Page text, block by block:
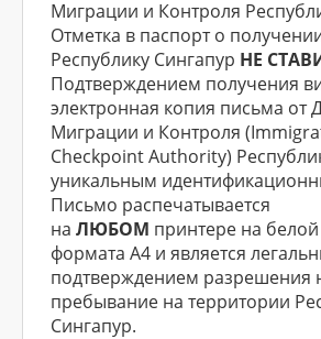
Миграции и Контроля
Отметка в паспорт о
Республику Сингапур НЕ
Подтверждением получения
электронная копия письма от
Миграции и Контроля
Checkpoint Authority)
уникальным
Письмо распечатывается
на ЛЮБОМ принтере на
формата А4 и является
подтверждением разрешения
пребывание на территории
Сингапур.